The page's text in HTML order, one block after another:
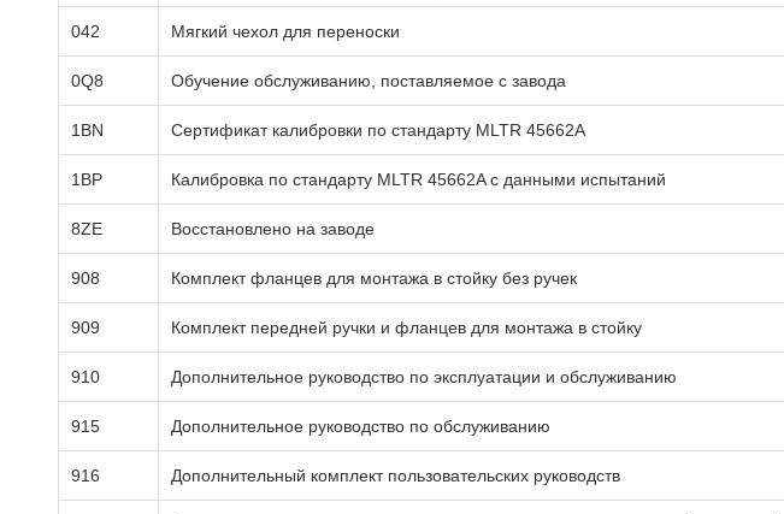
042 Мягкий чехол для переноски
0Q8 Обучение обслуживанию, поставляемое с завода
1BN Сертификат калибровки по стандарту MLTR 45662A
1BP Калибровка по стандарту MLTR 45662A с данными испытаний
8ZE Восстановлено на заводе
908 Комплект фланцев для монтажа в стойку без ручек
909 Комплект передней ручки и фланцев для монтажа в стойку
910 Дополнительное руководство по эксплуатации и обслуживанию
915 Дополнительное руководство по обслуживанию
916 Дополнительный комплект пользовательских руководств